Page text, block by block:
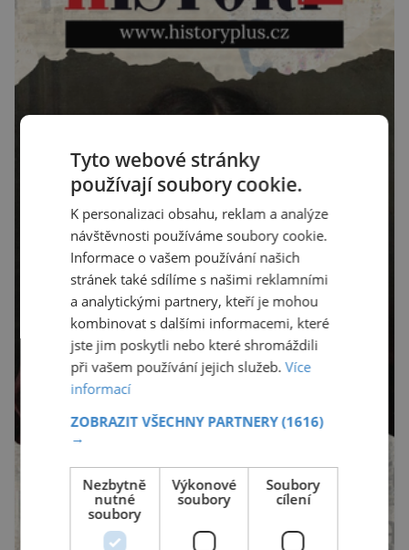
Tyto webové stránky
používají soubory cookie.
K personalizaci obsahu, reklam a analýze
návštěvnosti používáme soubory cookie.
Informace o vašem používání našich
stránek také sdílíme s našimi reklamními
a analytickými partnery, kteří je mohou
kombinovat s dalšími informacemi, které
jste jim poskytli nebo které shromáždili
při vašem používání jejich služeb.Více
informací
ZOBRAZIT VŠECHNY PARTNERY(1616)
→
Nezbytně
nutné
soubory
Výkonové
soubory
Soubory
cílení